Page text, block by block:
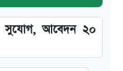
সুযোগ, আবেদন ২০